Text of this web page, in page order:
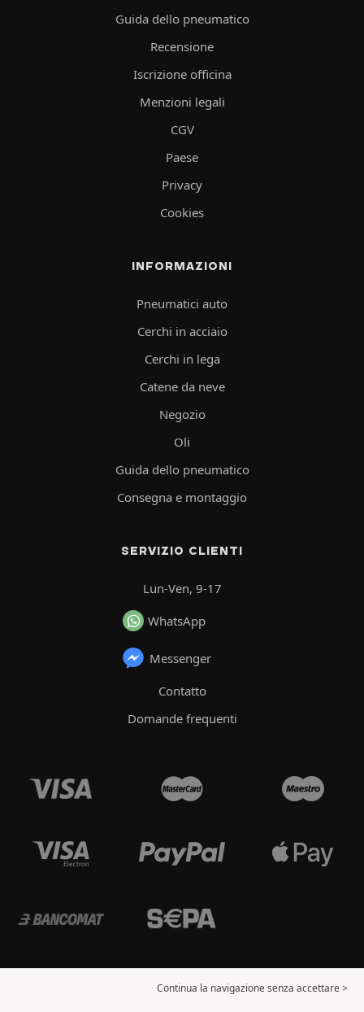
Guida dello pneumatico
Recensione
Iscrizione officina
Menzioni legali
CGV
Paese
Privacy
Cookies
INFORMAZIONI
Pneumatici auto
Cerchi in acciaio
Cerchi in lega
Catene da neve
Negozio
Oli
Guida dello pneumatico
Consegna e montaggio
SERVIZIO CLIENTI
Lun-Ven, 9-17
WhatsApp
Messenger
Contatto
Domande frequenti
Continua la navigazione senza accettare >